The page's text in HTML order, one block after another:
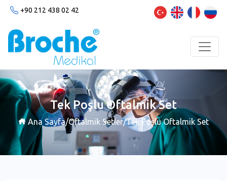
+90 212 438 02 42
Tek Poşlu Oftalmik Set
Ana Sayfa/Oftalmik Setler/Tek Poşlu Oftalmik Set